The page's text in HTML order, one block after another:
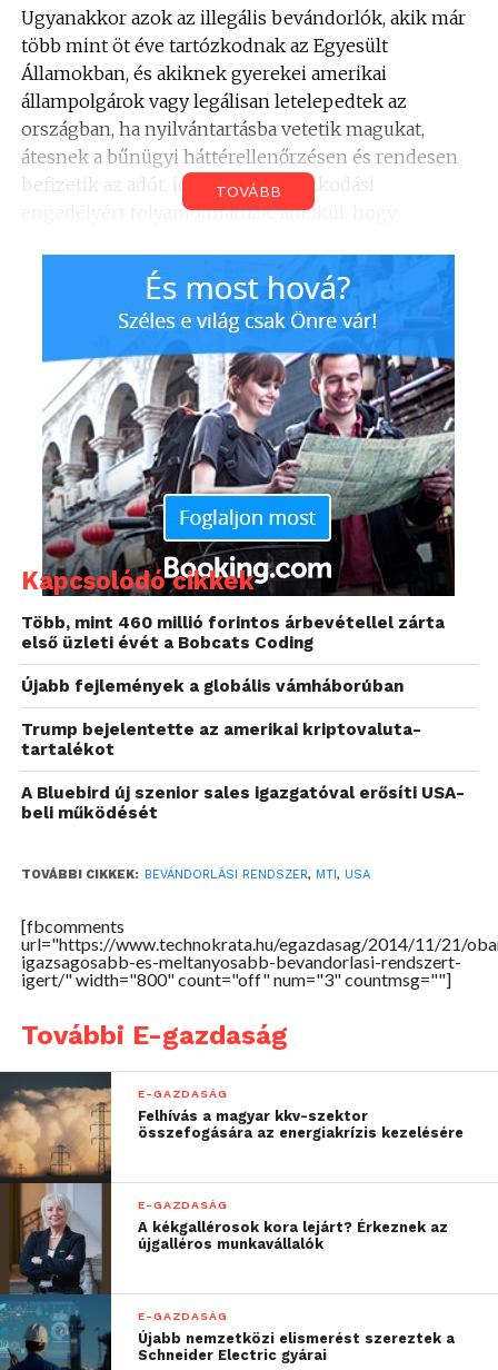
Ugyanakkor azok az illegális bevándorlók, akik már
több mint öt éve tartózkodnak az Egyesült
Államokban, és akiknek gyerekei amerikai
állampolgárok vagy legálisan letelepedtek az
országban, ha nyilvántartásba vetetik magukat,
átesnek a bűnügyi háttérellenőrzésen és rendesen
befizetik az adót, ideiglenes tartózkodási
engedélyért folyamodhatnak, anélkül, hogy
Az elnök egyúttal rámutatott, hogy az általa
bejelentett “egyezség” nem vonatkozik azokra, akik
csak nemrégen érkeztek az országba, vagy akik
ezzel illegális módon a jövőben fognak
megpróbálkozni. Obama kiemelte, hogy az
intézkedések nem biztosítanak sem
állampolgárságot, sem hosszú idejű tartózkodási
engedélyt, sem pedig az állampolgárokat megillető
kedvezményeket, mert ezekben a kérdésekben a
kongresszus az illetékes. “Mindössze annyit
mondunk, hogy nem fogjuk önöket kitoloncolni” –
mondta az elnök.
A kongresszus megkerülésével meghirdetett elnöki
Egyesült Államokban tartózkodó több mint 11 millió
bevándorló közül mintegy 4-5 milliót mentesítenek
a deportálás veszélye alól. Barack Obama kijelentette,
hogy a tömeges amnesztia igazságtalan lenne, a
tömeges kitoloncolás pedig nem reális.
Hangsúlyozta, hogy az amerikai a bevándorlók
nemzete és az is marad.
Utalva a saját és a republikánusok álláspontja közötti
konfliktusra – ellenzéki politikusok egyebek között
a hatalmával való visszaéléssel vádolják az elnököt -,
kijelentette, hogy ha a kongresszus kétségbe vonja
TOVÁBB
Kapcsolódó cikkek
Több, mint 460 millió forintos árbevétellel zárta
első üzleti évét a Bobcats Coding
Újabb fejlemények a globális vámháborúban
Trump bejelentette az amerikai kriptovaluta-
tartalékot
A Bluebird új szenior sales igazgatóval erősíti USA-
beli működését
TOVÁBBI CIKKEK: BEVÁNDORLÁSI RENDSZER, MTI, USA
[fbcomments
url="https://www.technokrata.hu/egazdasag/2014/11/21/
igazsagosabb-es-meltanyosabb-bevandorlasi-rendszert-
igert/" width="800" count="off" num="3" countmsg=""]
További E-gazdaság
E-GAZDASÁG
Felhívás a magyar kkv-szektor
összefogására az energiakrízis kezelésére
E-GAZDASÁG
A kékgallérosok kora lejárt? Érkeznek az
újgalléros munkavállalók
E-GAZDASÁG
Újabb nemzetközi elismerést szereztek a
Schneider Electric gyárai